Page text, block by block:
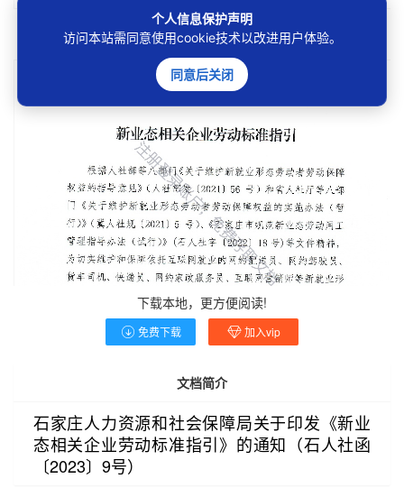
下载本地，更方便阅读!
免费下载 加入vip
文档简介
石家庄人力资源和社会保障局关于印发《新业
态相关企业劳动标准指引》的通知（石人社函
〔2023〕9号）
个人信息保护声明
访问本站需同意使用cookie技术以改进用户体验。
同意后关闭